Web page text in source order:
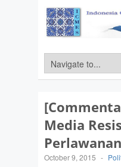
Media
October 9, 2015 -